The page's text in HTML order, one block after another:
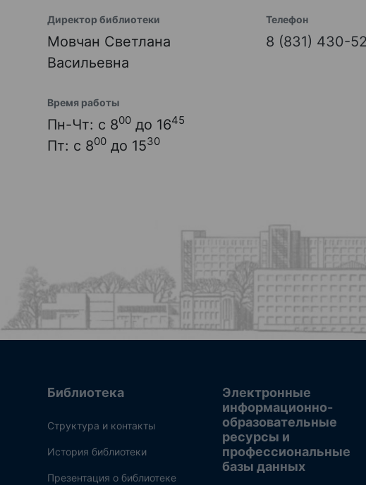
Директор библиотеки
Мовчан Светлана
Васильевна
Телефон
8 (831) 430-
Время работы
Пн-Чт: с 800 до 1645
Пт: с 800 до 1530
Библиотека
Структура и контакты
История библиотеки
Презентация о библиотеке
Электронные
информационно-
образовательные
ресурсы и
профессиональные
базы данных